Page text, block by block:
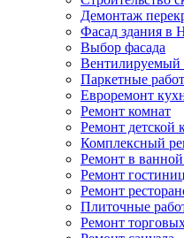
Демонтаж
Фасад здания в
Выбор фасада
Вентилируемый
Паркетные
Евроремонт
Ремонт комнат
Ремонт детской
Комплексный
Ремонт в
Ремонт
Ремонт
Плиточные
Ремонт